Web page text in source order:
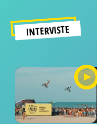
INTERVISTE